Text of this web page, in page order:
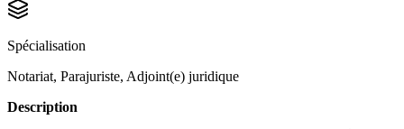
Spécialisation
Notariat, Parajuriste, Adjoint(e) juridique
Description